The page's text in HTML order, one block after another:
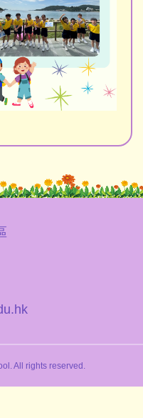
All rights reserved.